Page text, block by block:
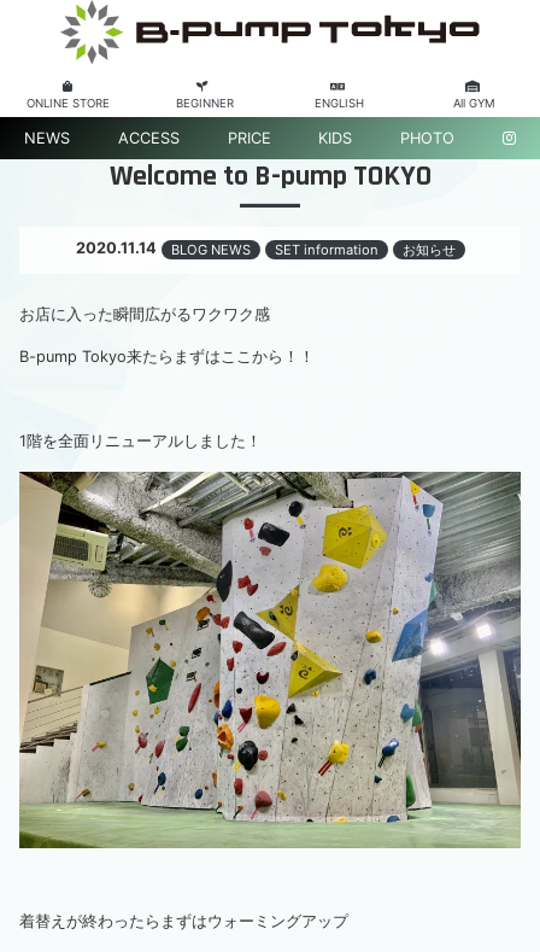
ONLINE STORE BEGINNER ENGLISH All GYM
NEWS ACCESS PRICE KIDS PHOTO
Welcome to B-pump TOKYO
2020.11.14 BLOG NEWS SET information お知らせ
お店に入った瞬間広がるワクワク感
B-pump Tokyo来たらまずはここから！！
1階を全面リニューアルしました！
着替えが終わったらまずはウォーミングアップ